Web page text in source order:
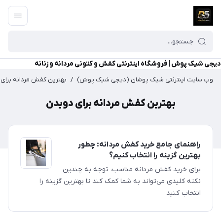
دیجی شیک پوش | فروشگاه اینترنتی کفش و کتونی مردانه و زنانه
وب سایت اینترنتی شیک پوشان (دیجی شیک پوش) / بهترین کفش مردانه
بهترین کفش مردانه برای دویدن
راهنمای جامع خرید کفش مردانه: چطور
بهترین گزینه را انتخاب کنیم؟
برای خرید کفش مردانه مناسب، توجه به چندین
نکته کلیدی می‌تواند به شما کمک کند تا بهترین گزینه را
انتخاب کنید